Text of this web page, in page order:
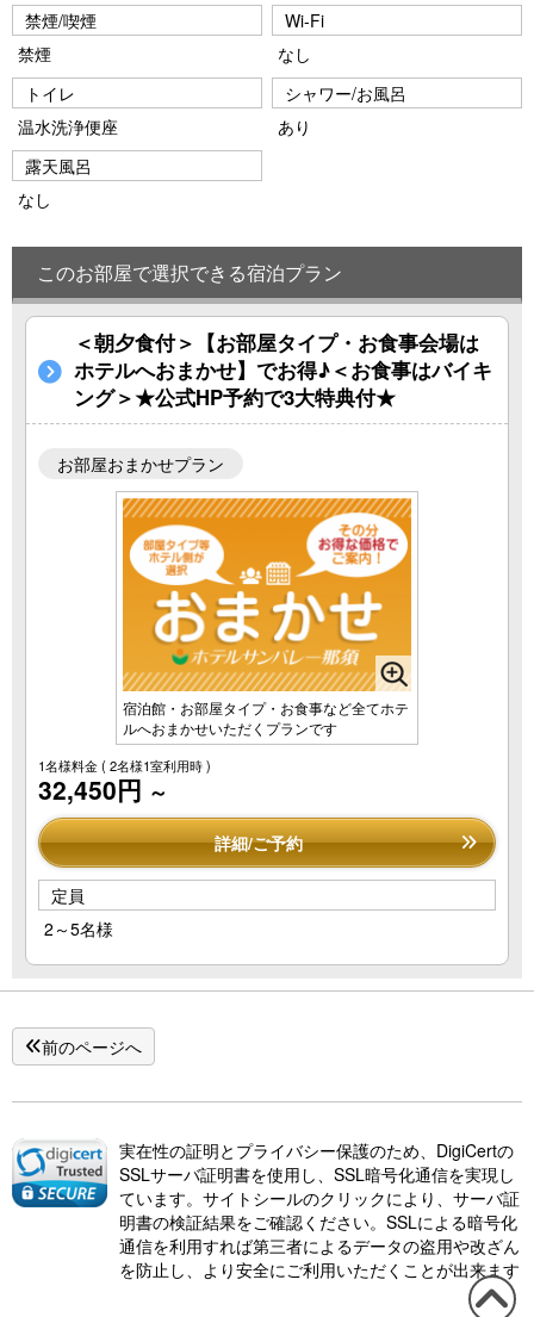
禁煙/喫煙
禁煙
Wi-Fi
なし
トイレ
温水洗浄便座
シャワー/お風呂
あり
露天風呂
なし
このお部屋で選択できる宿泊プラン
＜朝夕食付＞【お部屋タイプ・お食事会場は
ホテルへおまかせ】でお得♪＜お食事はバイキ
ング＞★公式HP予約で3大特典付★
お部屋おまかせプラン
宿泊館・お部屋タイプ・お食事など全てホテ
ルへおまかせいただくプランです
1名様料金( 2名様1室利用時 )
32,450円 ～
詳細/ご予約
定員
2～5名様
前のページへ
実在性の証明とプライバシー保護のため、DigiCertの
SSLサーバ証明書を使用し、SSL暗号化通信を実現し
ています。サイトシールのクリックにより、サーバ証
明書の検証結果をご確認ください。SSLによる暗号化
通信を利用すれば第三者によるデータの盗用や改ざん
を防止し、より安全にご利用いただくことが出来ます